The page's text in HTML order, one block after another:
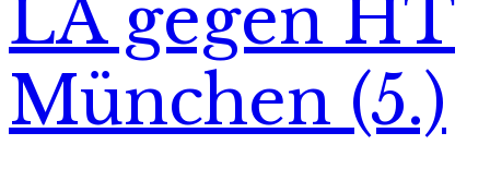
LA gegen HT
München (5.)